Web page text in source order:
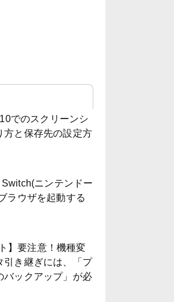
でのスクリーンシ
方と保存先の設定方
ニンテンドー
ラウザを起動する
】要注意！機種変
引き継ぎには、「プ
バックアップ」が必